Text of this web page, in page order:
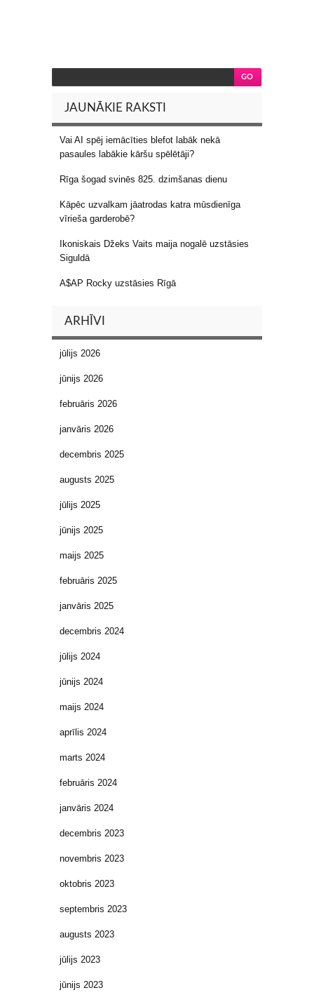
JAUNĀKIE RAKSTI
Vai AI spēj iemācīties blefot labāk nekā
pasaules labākie kāršu spēlētāji?
Rīga šogad svinēs 825. dzimšanas dienu
Kāpēc uzvalkam jāatrodas katra mūsdienīga
vīrieša garderobē?
Ikoniskais Džeks Vaits maija nogalē uzstāsies
Siguldā
A$AP Rocky uzstāsies Rīgā
ARHĪVI
jūlijs 2026
jūnijs 2026
februāris 2026
janvāris 2026
decembris 2025
augusts 2025
jūlijs 2025
jūnijs 2025
maijs 2025
februāris 2025
janvāris 2025
decembris 2024
jūlijs 2024
jūnijs 2024
maijs 2024
aprīlis 2024
marts 2024
februāris 2024
janvāris 2024
decembris 2023
novembris 2023
oktobris 2023
septembris 2023
augusts 2023
jūlijs 2023
jūnijs 2023